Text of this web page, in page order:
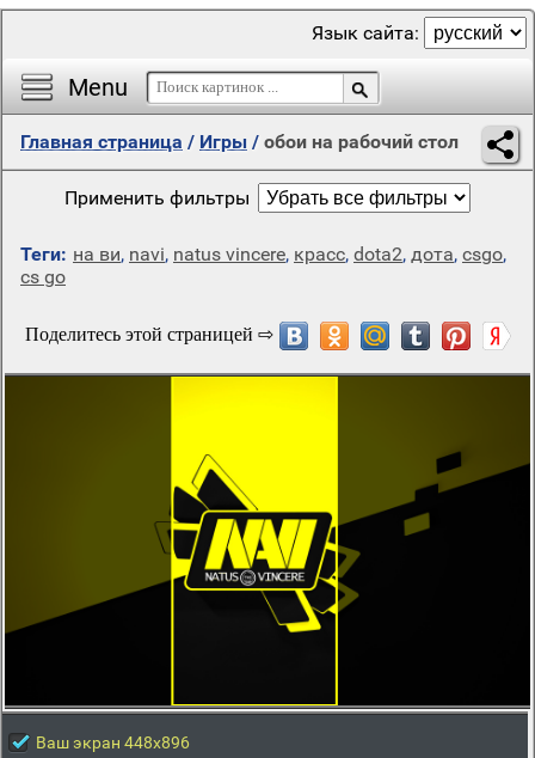
Menu
Язык сайта:
Главная страница / Игры / обои на рабочий стол
Применить фильтры
Теги: на ви, navi, natus vincere, красс, dota2, дота, csgo,
cs go
Ваш экран 448x896